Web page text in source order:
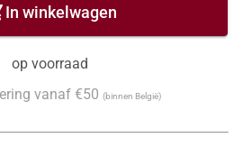
In winkelwagen
op voorraad
vanaf €50 (binnen België)